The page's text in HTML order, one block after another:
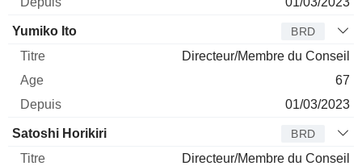
Yumiko Ito BRD
Directeur/Membre du Conseil
67
01/03/2023
Satoshi Horikiri BRD
Directeur/Membre du Conseil